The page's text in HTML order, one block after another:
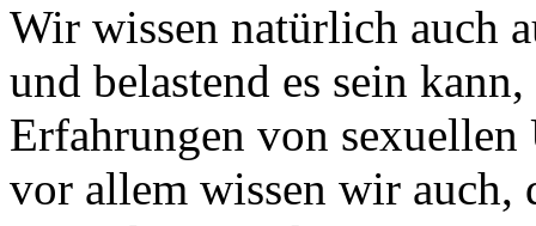
Wir wissen natürlich auch
und belastend es sein
Erfahrungen von
vor allem wissen wir auch,